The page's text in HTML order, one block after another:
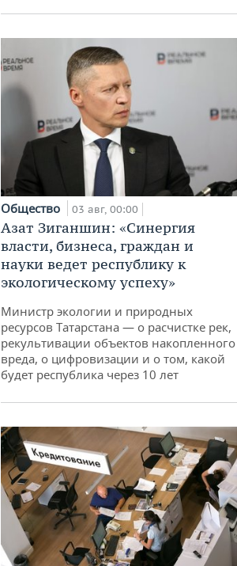
Общество 03 авг, 00:00
Азат Зиганшин: «Синергия
власти, бизнеса, граждан и
науки ведет республику к
экологическому успеху»
Министр экологии и природных
ресурсов Татарстана — о расчистке рек,
рекультивации объектов накопленного
вреда, о цифровизации и о том, какой
будет республика через 10 лет